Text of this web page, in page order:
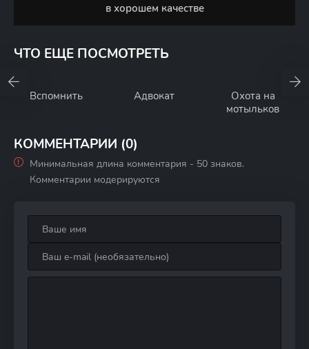
в хорошем качестве
ЧТО ЕЩЕ ПОСМОТРЕТЬ
Вспомнить Адвокат
Охота на
мотыльков
КОММЕНТАРИИ (0)
Минимальная длина комментария - 50 знаков.
Комментарии модерируются